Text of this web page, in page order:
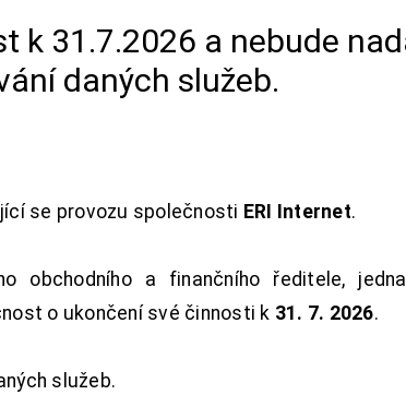
k 31.7.2026 a nebude
daných služeb.
se provozu společnosti ERI Internet.
obchodního a finančního ředitele,
o ukončení své činnosti k 31. 7. 2026.
služeb.